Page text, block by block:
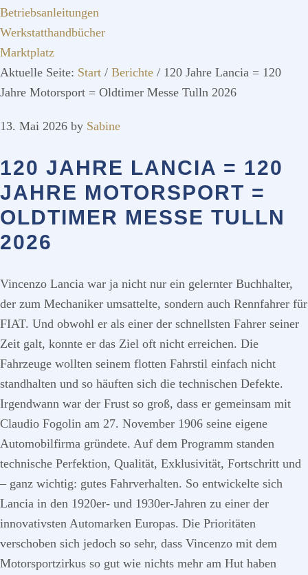
Betriebsanleitungen
Werkstatthandbücher
Marktplatz
Aktuelle Seite: Start / Berichte / 120 Jahre Lancia = 120
Jahre Motorsport = Oldtimer Messe Tulln 2026
13. Mai 2026 by Sabine
120 JAHRE LANCIA = 120
JAHRE MOTORSPORT =
OLDTIMER MESSE TULLN
2026
Vincenzo Lancia war ja nicht nur ein gelernter Buchhalter,
der zum Mechaniker umsattelte, sondern auch Rennfahrer für
FIAT. Und obwohl er als einer der schnellsten Fahrer seiner
Zeit galt, konnte er das Ziel oft nicht erreichen. Die
Fahrzeuge wollten seinem flotten Fahrstil einfach nicht
standhalten und so häuften sich die technischen Defekte.
Irgendwann war der Frust so groß, dass er gemeinsam mit
Claudio Fogolin am 27. November 1906 seine eigene
Automobilfirma gründete. Auf dem Programm standen
technische Perfektion, Qualität, Exklusivität, Fortschritt und
– ganz wichtig: gutes Fahrverhalten. So entwickelte sich
Lancia in den 1920er- und 1930er-Jahren zu einer der
innovativsten Automarken Europas. Die Prioritäten
verschoben sich jedoch so sehr, dass Vincenzo mit dem
Motorsportzirkus so gut wie nichts mehr am Hut haben